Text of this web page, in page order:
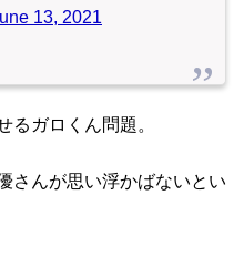
13, 2021
るガロくん問題。
さんが思い浮かばないとい